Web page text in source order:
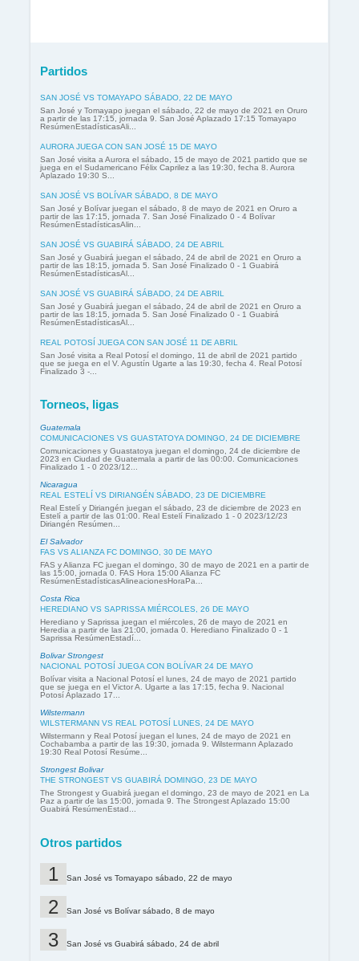
Partidos
SAN JOSÉ VS TOMAYAPO SÁBADO, 22 DE MAYO
San José y Tomayapo juegan el sábado, 22 de mayo de 2021 en Oruro
a partir de las 17:15, jornada 9. San José Aplazado 17:15 Tomayapo
ResúmenEstadísticasAli...
AURORA JUEGA CON SAN JOSÉ 15 DE MAYO
San José visita a Aurora el sábado, 15 de mayo de 2021 partido que se
juega en el Sudamericano Félix Caprilez a las 19:30, fecha 8. Aurora
Aplazado 19:30 S...
SAN JOSÉ VS BOLÍVAR SÁBADO, 8 DE MAYO
San José y Bolívar juegan el sábado, 8 de mayo de 2021 en Oruro a
partir de las 17:15, jornada 7. San José Finalizado 0 - 4 Bolívar
ResúmenEstadísticasAlin...
SAN JOSÉ VS GUABIRÁ SÁBADO, 24 DE ABRIL
San José y Guabirá juegan el sábado, 24 de abril de 2021 en Oruro a
partir de las 18:15, jornada 5. San José Finalizado 0 - 1 Guabirá
ResúmenEstadísticasAl...
SAN JOSÉ VS GUABIRÁ SÁBADO, 24 DE ABRIL
San José y Guabirá juegan el sábado, 24 de abril de 2021 en Oruro a
partir de las 18:15, jornada 5. San José Finalizado 0 - 1 Guabirá
ResúmenEstadísticasAl...
REAL POTOSÍ JUEGA CON SAN JOSÉ 11 DE ABRIL
San José visita a Real Potosí el domingo, 11 de abril de 2021 partido
que se juega en el V. Agustín Ugarte a las 19:30, fecha 4. Real Potosí
Finalizado 3 -...
Torneos, ligas
Guatemala
COMUNICACIONES VS GUASTATOYA DOMINGO, 24 DE DICIEMBRE
Comunicaciones y Guastatoya juegan el domingo, 24 de diciembre de
2023 en Ciudad de Guatemala a partir de las 00:00. Comunicaciones
Finalizado 1 - 0 2023/12...
Nicaragua
REAL ESTELÍ VS DIRIANGÉN SÁBADO, 23 DE DICIEMBRE
Real Estelí y Diriangén juegan el sábado, 23 de diciembre de 2023 en
Estelí a partir de las 01:00. Real Estelí Finalizado 1 - 0 2023/12/23
Diriangén Resúmen...
El Salvador
FAS VS ALIANZA FC DOMINGO, 30 DE MAYO
FAS y Alianza FC juegan el domingo, 30 de mayo de 2021 en a partir de
las 15:00, jornada 0. FAS Hora 15:00 Alianza FC
ResúmenEstadísticasAlineacionesHoraPa...
Costa Rica
HEREDIANO VS SAPRISSA MIÉRCOLES, 26 DE MAYO
Herediano y Saprissa juegan el miércoles, 26 de mayo de 2021 en
Heredia a partir de las 21:00, jornada 0. Herediano Finalizado 0 - 1
Saprissa ResúmenEstadí...
Bolivar Strongest
NACIONAL POTOSÍ JUEGA CON BOLÍVAR 24 DE MAYO
Bolívar visita a Nacional Potosí el lunes, 24 de mayo de 2021 partido
que se juega en el Victor A. Ugarte a las 17:15, fecha 9. Nacional
Potosí Aplazado 17...
Wilstermann
WILSTERMANN VS REAL POTOSÍ LUNES, 24 DE MAYO
Wilstermann y Real Potosí juegan el lunes, 24 de mayo de 2021 en
Cochabamba a partir de las 19:30, jornada 9. Wilstermann Aplazado
19:30 Real Potosí Resúme...
Strongest Bolivar
THE STRONGEST VS GUABIRÁ DOMINGO, 23 DE MAYO
The Strongest y Guabirá juegan el domingo, 23 de mayo de 2021 en La
Paz a partir de las 15:00, jornada 9. The Strongest Aplazado 15:00
Guabirá ResúmenEstad...
Otros partidos
San José vs Tomayapo sábado, 22 de mayo
San José vs Bolívar sábado, 8 de mayo
San José vs Guabirá sábado, 24 de abril